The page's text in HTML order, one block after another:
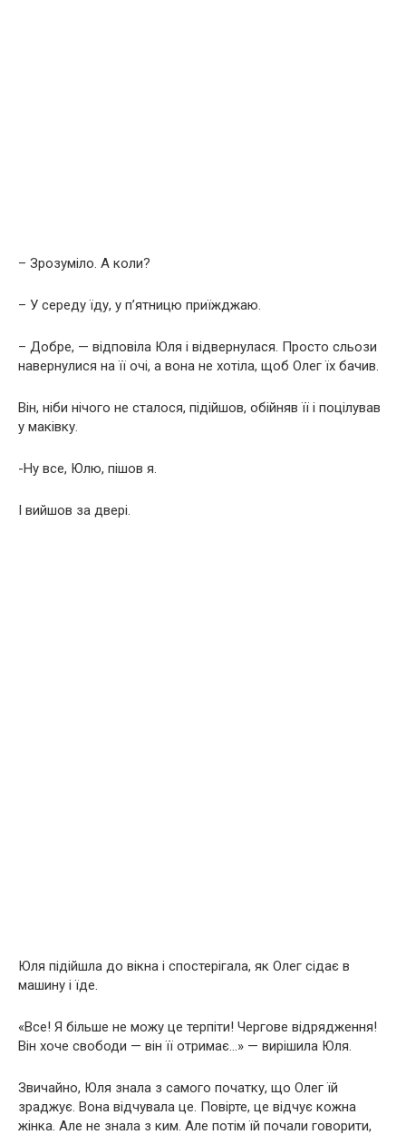
– Зрозуміло. А коли?
– У середу їду, у п’ятницю приїжджаю.
– Добре, — відповіла Юля і відвернулася. Просто сльози
навернулися на її очі, а вона не хотіла, щоб Олег їх бачив.
Він, ніби нічого не сталося, підійшов, обійняв її і поцілував
у маківку.
-Ну все, Юлю, пішов я.
І вийшов за двері.
Юля підійшла до вікна і спостерігала, як Олег сідає в
машину і їде.
«Все! Я більше не можу це терпіти! Чергове відрядження!
Він хоче свободи — він її отримає…» — вирішила Юля.
Звичайно, Юля знала з самого початку, що Олег їй
зраджує. Вона відчувала це. Повірте, це відчує кожна
жінка. Але не знала з ким. Але потім їй почали говорити,